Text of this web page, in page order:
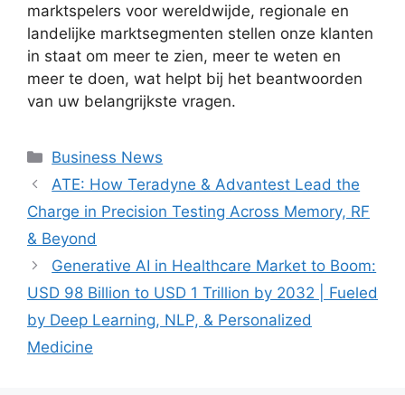
marktspelers voor wereldwijde, regionale en
landelijke marktsegmenten stellen onze klanten
in staat om meer te zien, meer te weten en
meer te doen, wat helpt bij het beantwoorden
van uw belangrijkste vragen.
Categories
Business News
ATE: How Teradyne & Advantest Lead the
Charge in Precision Testing Across Memory, RF
& Beyond
Generative AI in Healthcare Market to Boom:
USD 98 Billion to USD 1 Trillion by 2032 | Fueled
by Deep Learning, NLP, & Personalized
Medicine